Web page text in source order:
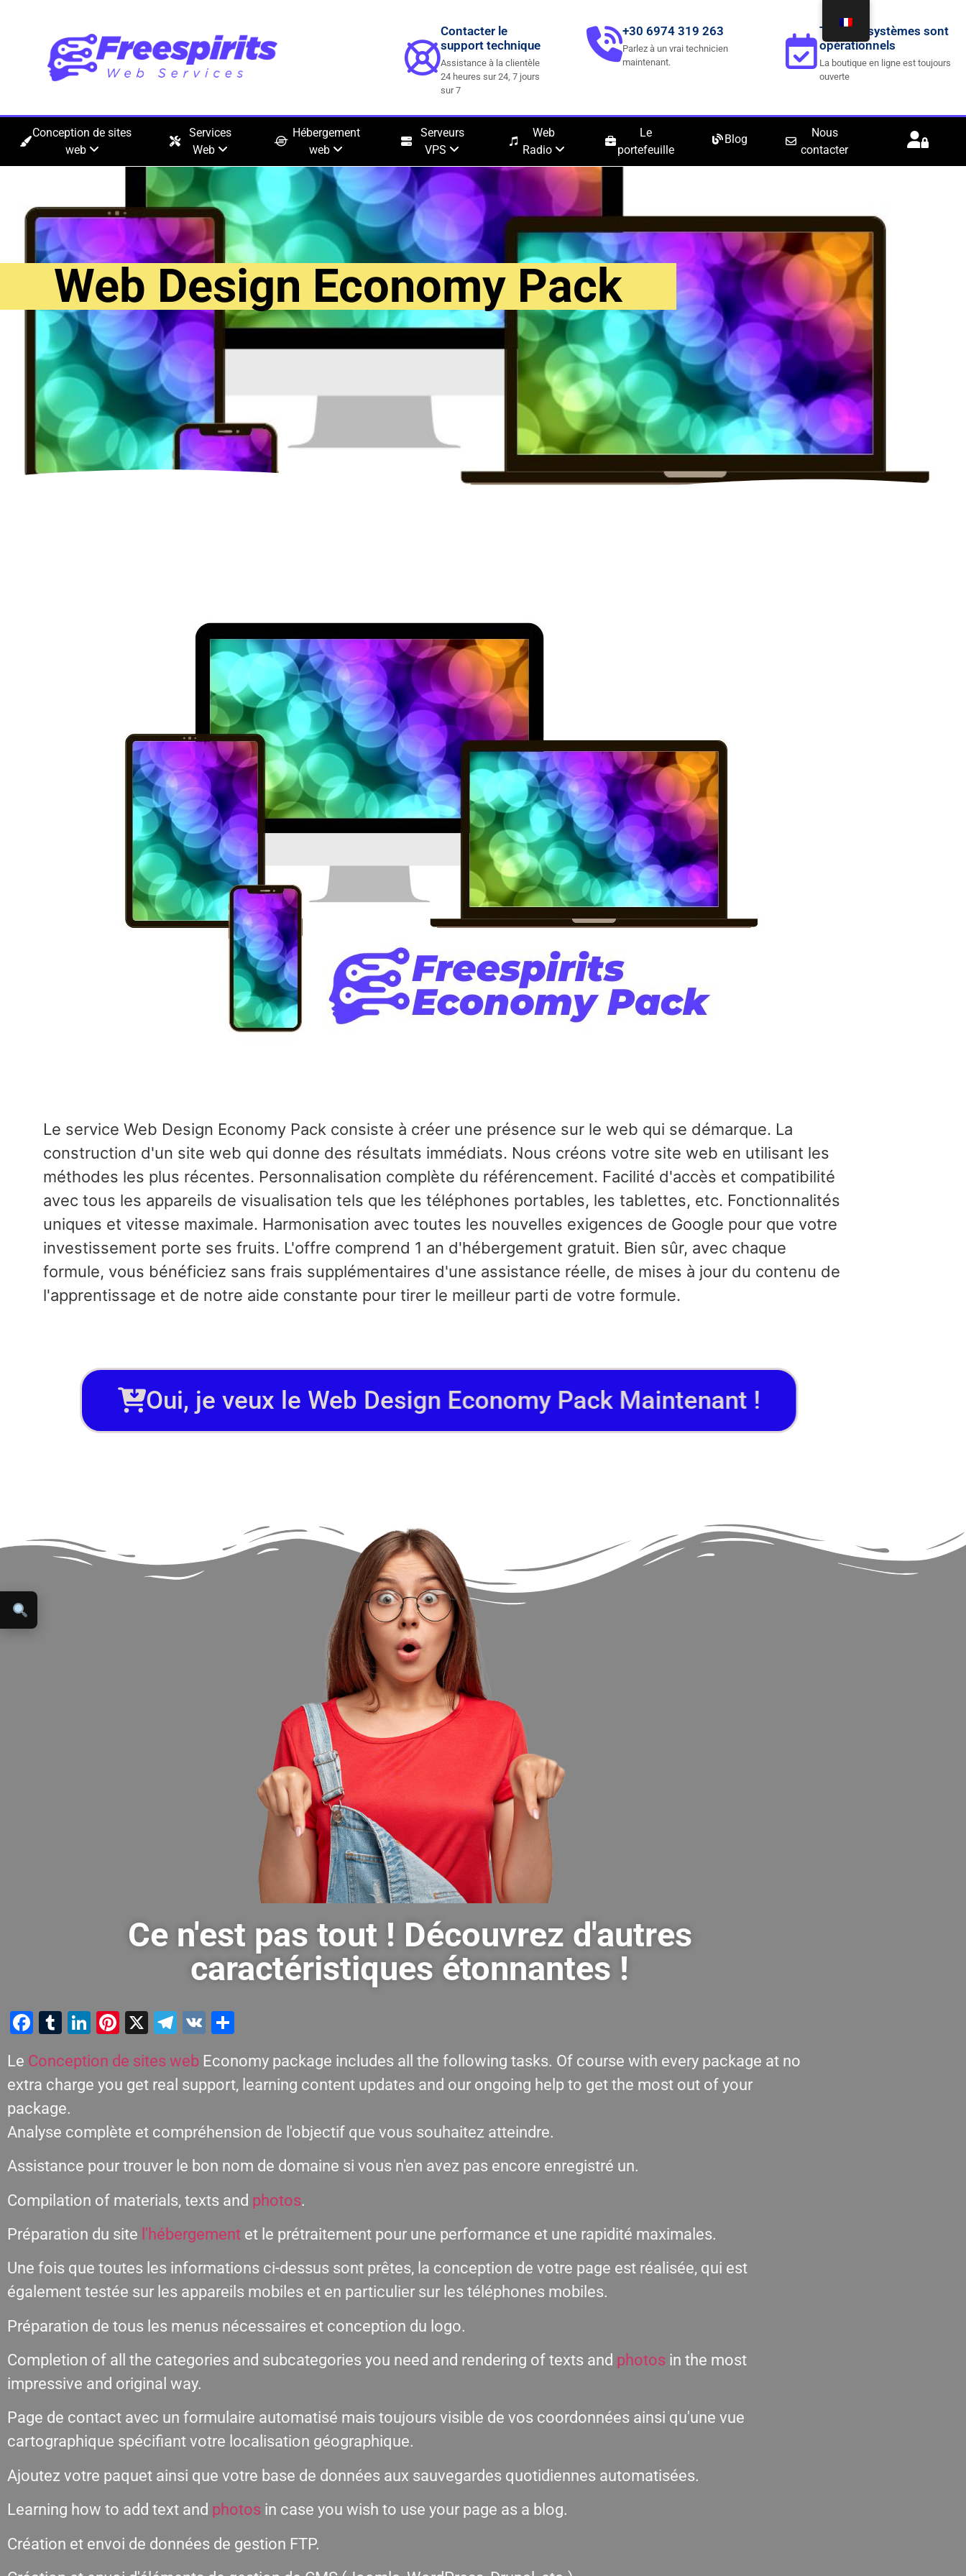
Contacter le
support technique
Assistance à la clientèle
24 heures sur 24, 7 jours
sur 7
+30 6974 319 263
Parlez à un vrai technicien
maintenant.
Tous les systèmes sont
opérationnels
La boutique en ligne est toujours
ouverte
Conception de sites
web
Services
Web
Hébergement
web
Serveurs
VPS
Web
Radio
Le
portefeuille
Blog
Nous
contacter
Web Design Economy Pack
Le service Web Design Economy Pack consiste à créer une présence sur le web qui se démarque. La
construction d'un site web qui donne des résultats immédiats. Nous créons votre site web en utilisant les
méthodes les plus récentes. Personnalisation complète du référencement. Facilité d'accès et compatibilité
avec tous les appareils de visualisation tels que les téléphones portables, les tablettes, etc. Fonctionnalités
uniques et vitesse maximale. Harmonisation avec toutes les nouvelles exigences de Google pour que votre
investissement porte ses fruits. L'offre comprend 1 an d'hébergement gratuit. Bien sûr, avec chaque
formule, vous bénéficiez sans frais supplémentaires d'une assistance réelle, de mises à jour du contenu de
l'apprentissage et de notre aide constante pour tirer le meilleur parti de votre formule.
Oui, je veux le Web Design Economy Pack Maintenant !
Ce n'est pas tout ! Découvrez d'autres
caractéristiques étonnantes !
Facebook
Tumblr
LinkedIn
Pinterest
X Telegram
VK
Le Conception de sites web Economy package includes all the following tasks. Of course with every package at no
extra charge you get real support, learning content updates and our ongoing help to get the most out of your
package.
Analyse complète et compréhension de l'objectif que vous souhaitez atteindre.
Assistance pour trouver le bon nom de domaine si vous n'en avez pas encore enregistré un.
Compilation of materials, texts and photos.
Préparation du site l'hébergement et le prétraitement pour une performance et une rapidité maximales.
Une fois que toutes les informations ci-dessus sont prêtes, la conception de votre page est réalisée, qui est
également testée sur les appareils mobiles et en particulier sur les téléphones mobiles.
Préparation de tous les menus nécessaires et conception du logo.
Completion of all the categories and subcategories you need and rendering of texts and photos in the most
impressive and original way.
Page de contact avec un formulaire automatisé mais toujours visible de vos coordonnées ainsi qu'une vue
cartographique spécifiant votre localisation géographique.
Ajoutez votre paquet ainsi que votre base de données aux sauvegardes quotidiennes automatisées.
Learning how to add text and photos in case you wish to use your page as a blog.
Création et envoi de données de gestion FTP.